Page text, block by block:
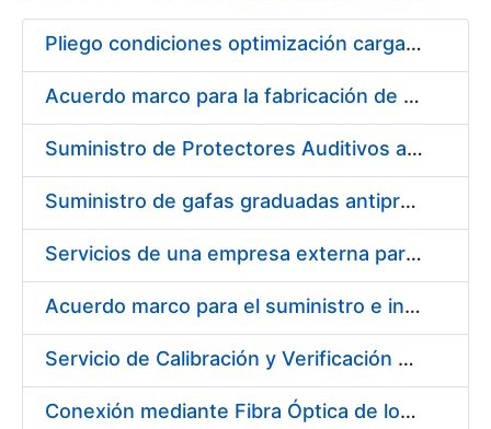
Erakutsi/Ezkutatu
Pliego condiciones optimización cargas compras firmado
Acuerdo marco para la fabricación de piezas
Suministro de Protectores Auditivos a medida para las personas trabajadoras de los Centros de Trabajo de Madrid y Burgos
Suministro de gafas graduadas antiproyecciones para los trabajadores de la FNMT-RCM en los centros de trabajo de Madrid y Burgos
Servicios de una empresa externa para el asesoramiento y resolución de los recursos de alzada que se presentan relacionados con procesos de selección para la FNMT-RCM
Acuerdo marco para el suministro e instalación de persianas, estores y otros complementos
Servicio de Calibración y Verificación Externa de los Equipos de Medición del Servicio de Prevención de la FNMT-RCM
Conexión mediante Fibra Óptica de los Centros de Proceso de Datos (CPDs) de las sedes de la FNMT-RCM de Burgos y Madrid